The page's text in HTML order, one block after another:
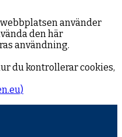
använder
den här
användning.
du kontrollerar cookies,